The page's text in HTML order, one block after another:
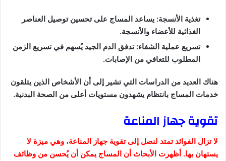
تغذية الأنسجة: يساعد المساج على تحسين توصيل العناصر
الغذائية للأعضاء والأنسجة.
تسريع عملية الشفاء: تدفق الدم الجيد يُسهم في تسريع الزمن
المطلوب للتعافي من الإصابات.
هناك العديد من الدراسات التي تشير إلى أن الأشخاص الذين يتلقون
خدمات المساج بانتظام يشهدون مستويات أعلى من الصحة البدنية.
تقوية جهاز المناعة
لا تزال الفوائد تمتد لنصل إلى تقوية جهاز المناعة، وهي ميزة لا
يستهان بها. أظهرت الأبحاث أن المساج يمكن أن يُحسن من وظائف